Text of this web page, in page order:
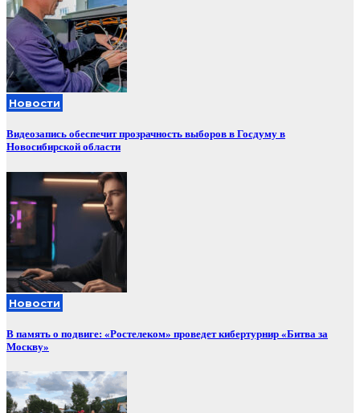
Новости
Видеозапись обеспечит прозрачность выборов в Госдуму в
Новосибирской области
Новости
В память о подвиге: «Ростелеком» проведет кибертурнир «Битва за
Москву»